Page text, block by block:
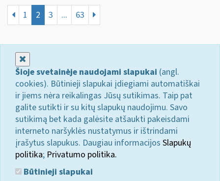
1 2 3 ... 63
Šioje svetainėje naudojami slapukai (angl.
cookies). Būtinieji slapukai įdiegiami automatiškai
ir jiems nėra reikalingas Jūsų sutikimas. Taip pat
galite sutikti ir su kitų slapukų naudojimu. Savo
sutikimą bet kada galėsite atšaukti pakeisdami
interneto naršyklės nustatymus ir ištrindami
įrašytus slapukus. Daugiau informacijos Slapukų
politika; Privatumo politika.
Būtinieji slapukai